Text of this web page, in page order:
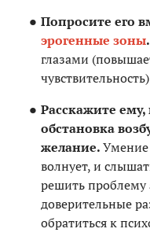
Попросите его
эрогенные зоны.
глазами
Расскажите ему,
обстановка
желание.Умение
волнует, и
решить проблему
доверительные
обратиться к